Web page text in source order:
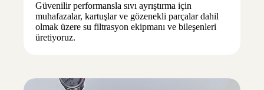
Güvenilir performansla sıvı ayrıştırma için
muhafazalar, kartuşlar ve gözenekli parçalar dahil
olmak üzere su filtrasyon ekipmanı ve bileşenleri
üretiyoruz.